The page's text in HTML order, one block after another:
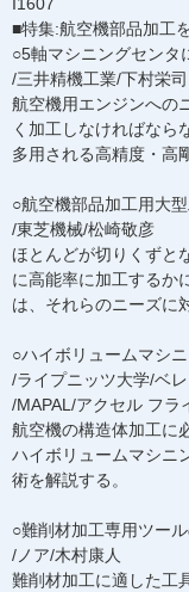
■特集:航空機部品加工
○5軸マシニングセンタ
/三井精機工業/下村栄司
航空機用エンジンへの
く加工しなければなら
多用される高精度・高
○航空機部品加工用大
/東芝機械/松崎敬彦
ほとんどが切りくずと
に高能率に加工するか
は、それらのニーズに
○ハイボリュームマシ
/ライプニッツ大学/ベ
/MAPAL/アクセル フラ
航空機の構造体加工に
ハイボリュームマシニ
術を解説する。
○難削材加工専用ツー
/ノア/木村康人
難削材加工に適した工